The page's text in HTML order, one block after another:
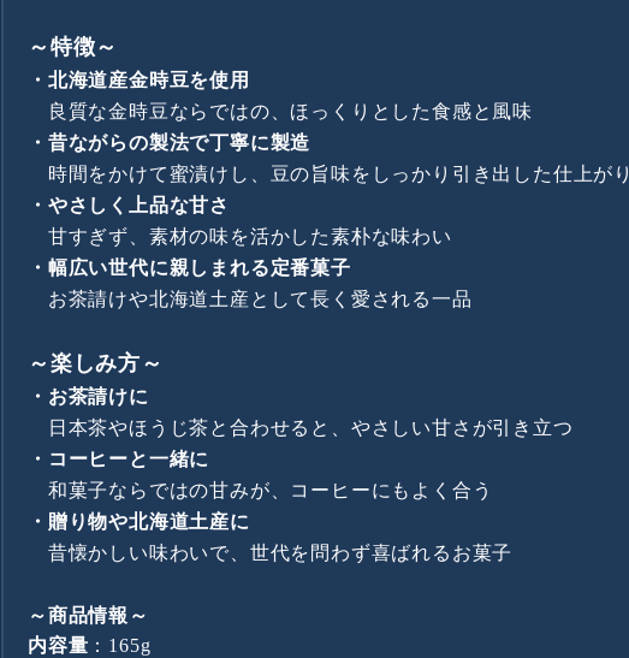
～特徴～
・北海道産金時豆を使用
良質な金時豆ならではの、ほっくりとした食感と風味
・昔ながらの製法で丁寧に製造
時間をかけて蜜漬けし、豆の旨味をしっかり引き出した仕上がり
・やさしく上品な甘さ
甘すぎず、素材の味を活かした素朴な味わい
・幅広い世代に親しまれる定番菓子
お茶請けや北海道土産として長く愛される一品
～楽しみ方～
・お茶請けに
日本茶やほうじ茶と合わせると、やさしい甘さが引き立つ
・コーヒーと一緒に
和菓子ならではの甘みが、コーヒーにもよく合う
・贈り物や北海道土産に
昔懐かしい味わいで、世代を問わず喜ばれるお菓子
～商品情報～
内容量 ：165g